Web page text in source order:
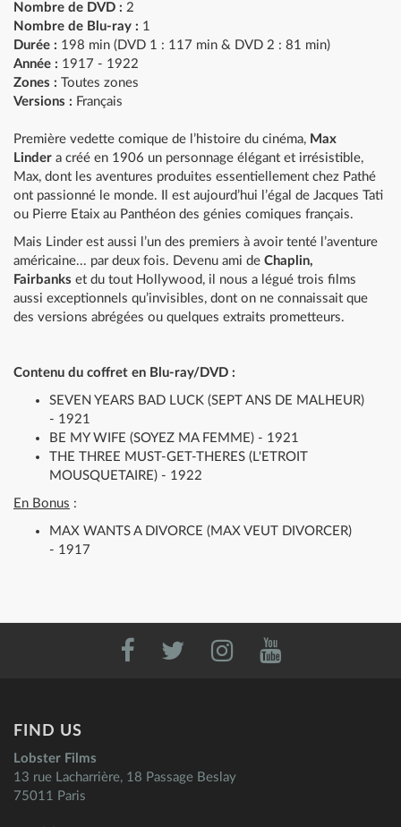
Nombre de DVD : 2
Nombre de Blu-ray : 1
Durée : 198 min (DVD 1 : 117 min & DVD 2 : 81 min)
Année : 1917 - 1922
Zones : Toutes zones
Versions : Français
Première vedette comique de l’histoire du cinéma, Max
Linder a créé en 1906 un personnage élégant et irrésistible,
Max, dont les aventures produites essentiellement chez Pathé
ont passionné le monde. Il est aujourd’hui l’égal de Jacques Tati
ou Pierre Etaix au Panthéon des génies comiques français.
Mais Linder est aussi l’un des premiers à avoir tenté l’aventure
américaine... par deux fois. Devenu ami de Chaplin,
Fairbanks et du tout Hollywood, il nous a légué trois films
aussi exceptionnels qu’invisibles, dont on ne connaissait que
des versions abrégées ou quelques extraits prometteurs.
Contenu du coffret en Blu-ray/DVD :
SEVEN YEARS BAD LUCK (SEPT ANS DE MALHEUR)
- 1921
BE MY WIFE (SOYEZ MA FEMME) - 1921
THE THREE MUST-GET-THERES (L'ETROIT
MOUSQUETAIRE) - 1922
En Bonus :
MAX WANTS A DIVORCE (MAX VEUT DIVORCER)
- 1917
FIND US
Lobster Films
13 rue Lacharrière, 18 Passage Beslay
75011 Paris